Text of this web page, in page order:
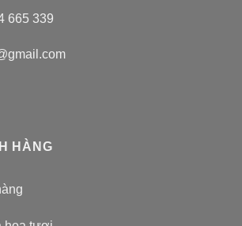
665 339
HÀNG